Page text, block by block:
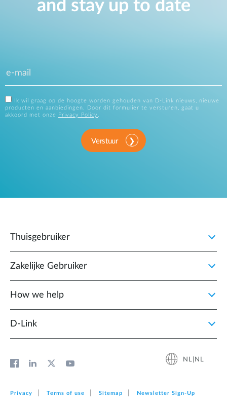
and stay up to date
Ik wil graag op de hoogte worden gehouden van D-Link nieuws, nieuwe
producten en aanbiedingen. Door dit formulier te versturen, gaat u
akkoord met onze
Privacy Policy .
Verstuur
Thuisgebruiker
Zakelijke Gebruiker
How we help
D‑Link
NL|NL
Privacy Terms of use Sitemap Newsletter Sign‑Up